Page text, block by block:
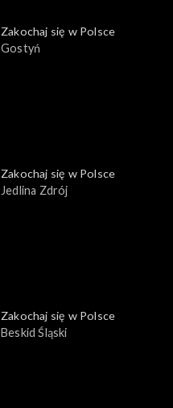
Zakochaj się w Polsce
Gostyń
Zakochaj się w Polsce
Jedlina Zdrój
Zakochaj się w Polsce
Beskid Śląski